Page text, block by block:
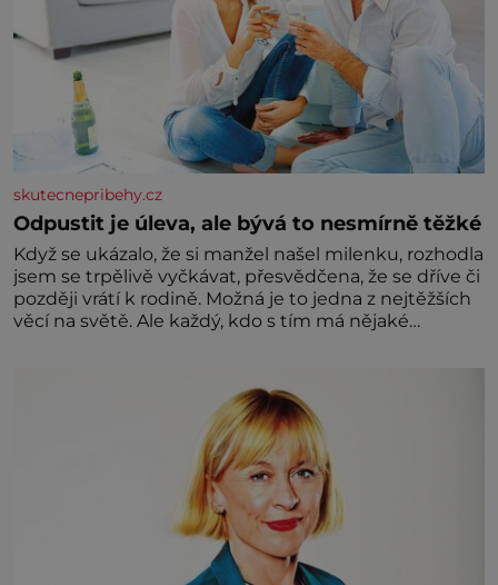
skutecnepribehy.cz
Odpustit je úleva, ale bývá to nesmírně těžké
Když se ukázalo, že si manžel našel milenku, rozhodla
jsem se trpělivě vyčkávat, přesvědčena, že se dříve či
později vrátí k rodině. Možná je to jedna z nejtěžších
věcí na světě. Ale každý, kdo s tím má nějaké